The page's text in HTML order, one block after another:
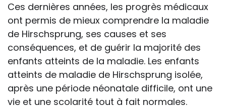
Ces dernières années, les progrès médicaux
ont permis de mieux comprendre la maladie
de Hirschsprung, ses causes et ses
conséquences, et de guérir la majorité des
enfants atteints de la maladie. Les enfants
atteints de maladie de Hirschsprung isolée,
après une période néonatale difficile, ont une
vie et une scolarité tout à fait normales.